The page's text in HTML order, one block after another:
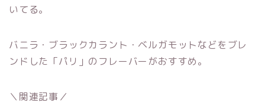
いてる。
バニラ・ブラックカラント・ベルガモットなどをブレ
ンドした「パリ」のフレーバーがおすすめ。
＼関連記事／